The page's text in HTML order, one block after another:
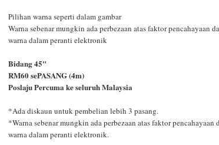
Pilihan warna seperti dalam gambar
Warna sebenar mungkin ada perbezaan atas faktor pencahayaan
warna dalam peranti elektronik
Bidang 45"
RM60 sePASANG (4m)
Poslaju Percuma ke seluruh Malaysia
*Ada diskaun untuk pembelian lebih 3 pasang.
*Warna sebenar mungkin ada perbezaan atas faktor pencahayaan
warna dalam peranti elektronik.